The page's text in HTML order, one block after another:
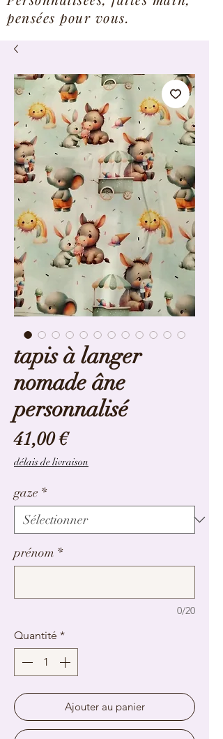
pensées pour vous.
tapis à langer
nomade âne
personnalisé
41,00 €Prix
délais de livraison
gaze *
prénom *
0/20
Quantité *
Ajouter au panier